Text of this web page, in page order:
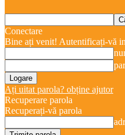
Conectare
Bine ați venit! Autentificați-vă
Ați uitat parola? obține ajutor
Recuperare parola
Recuperați-vă parola